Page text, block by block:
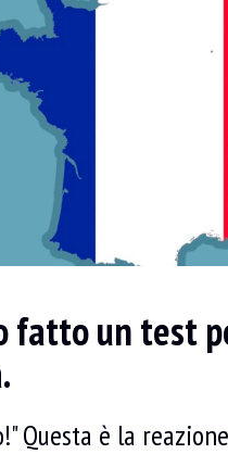
fatto un test
Questa è la